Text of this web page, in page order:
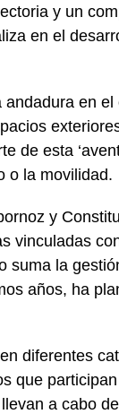
y un
en el
en
de esta
o la movilidad.
y
vinculadas
suma la
años, ha
diferentes
que
a cabo